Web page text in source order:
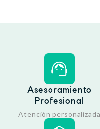
Asesoramiento
Profesional
Atención personalizada